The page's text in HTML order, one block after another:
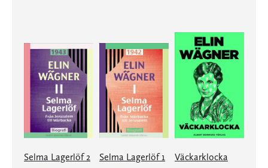
Selma Lagerlöf 2 Selma Lagerlöf 1 Väckarklocka